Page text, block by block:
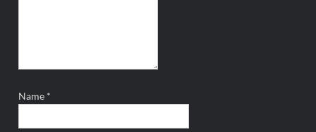
Name *